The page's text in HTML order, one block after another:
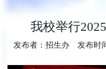
我校举行
发布者：招生办 发布时